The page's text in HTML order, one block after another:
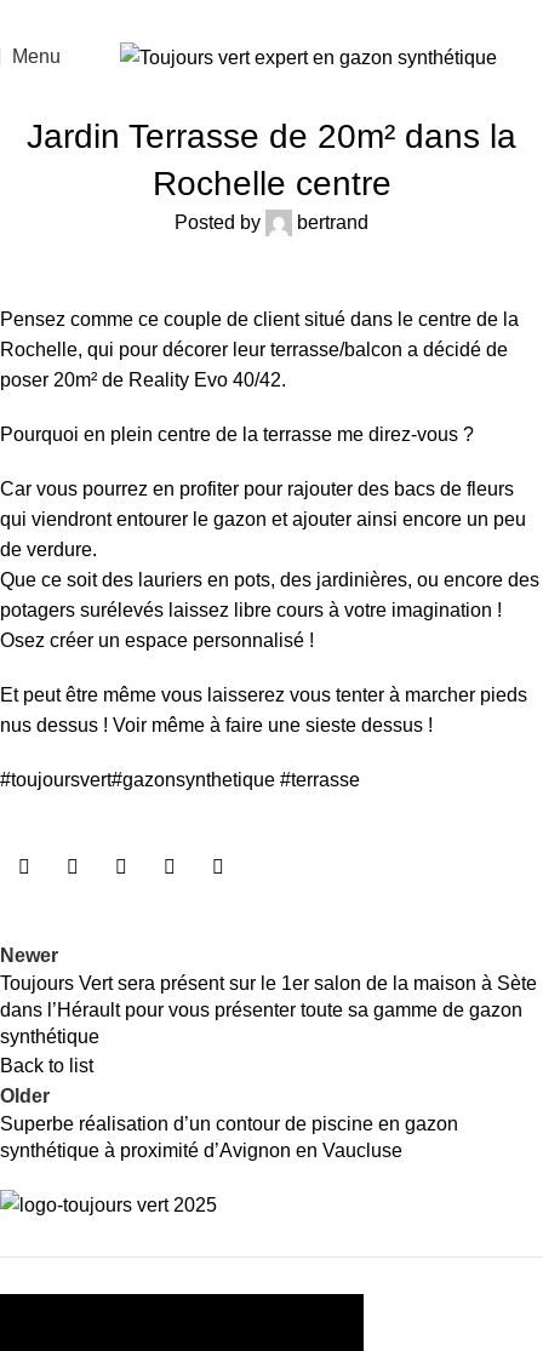
Menu
Jardin Terrasse de 20m² dans la
Rochelle centre
Posted by bertrand
Pensez comme ce couple de client situé dans le centre de la
Rochelle, qui pour décorer leur terrasse/balcon a décidé de
poser 20m² de Reality Evo 40/42.
Pourquoi en plein centre de la terrasse me direz-vous ?
Car vous pourrez en profiter pour rajouter des bacs de fleurs
qui viendront entourer le gazon et ajouter ainsi encore un peu
de verdure.
Que ce soit des lauriers en pots, des jardinières, ou encore des
potagers surélevés laissez libre cours à votre imagination !
Osez créer un espace personnalisé !
Et peut être même vous laisserez vous tenter à marcher pieds
nus dessus ! Voir même à faire une sieste dessus !
#toujoursvert#gazonsynthetique #terrasse
Newer
Toujours Vert sera présent sur le 1er salon de la maison à Sète
dans l’Hérault pour vous présenter toute sa gamme de gazon
synthétique
Back to list
Older
Superbe réalisation d’un contour de piscine en gazon
synthétique à proximité d’Avignon en Vaucluse